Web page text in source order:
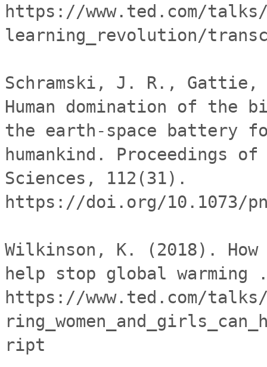
https://www.ted.com/
learning_revolution/
Schramski, J. R.,
Human domination of the
the earth-space battery
humankind. Proceedings
Sciences, 112(31).
https://doi.org/10.1073/
Wilkinson, K. (2018). How
help stop global warming .
https://www.ted.com/talks/
ript